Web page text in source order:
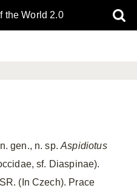
the World 2.0
n. gen., n. sp.Aspidiotus
sf. Diaspinae).
(In Czech). Prace